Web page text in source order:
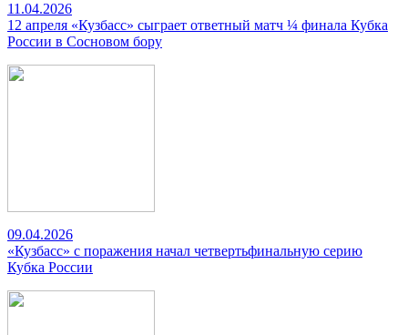
11.04.2026
12 апреля «Кузбасс» сыграет ответный матч ¼ финала Кубка
России в Сосновом бору
09.04.2026
«Кузбасс» с поражения начал четвертьфинальную серию
Кубка России